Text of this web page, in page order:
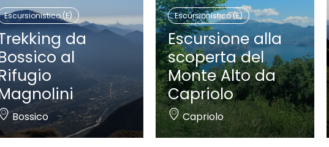
Escursionistico (E)
da
al
Bossico
Escursionistico (E)
Escursione alla
scoperta del
Monte Alto da
Capriolo
Capriolo